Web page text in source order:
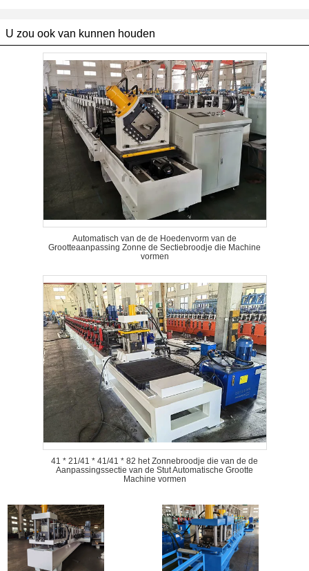
U zou ook van kunnen houden
Automatisch van de de Hoedenvorm van de
Grootteaanpassing Zonne de Sectiebroodje die Machine
vormen
41 * 21/41 * 41/41 * 82 het Zonnebroodje die van de de
Aanpassingssectie van de Stut Automatische Grootte
Machine vormen